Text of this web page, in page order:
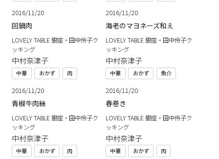
2016/11/20
回鍋肉
LOVELY TABLE 銀座・田中伶子ク
ッキング
中村奈津子
中華 おかず 肉
2016/11/20
海老のマヨネーズ和え
LOVELY TABLE 銀座・田中伶子ク
ッキング
中村奈津子
中華 おかず 魚介
2016/11/20
青椒牛肉絲
LOVELY TABLE 銀座・田中伶子ク
ッキング
中村奈津子
中華 おかず 肉
2016/11/20
春巻き
LOVELY TABLE 銀座・田中伶子ク
ッキング
中村奈津子
中華 おかず 肉